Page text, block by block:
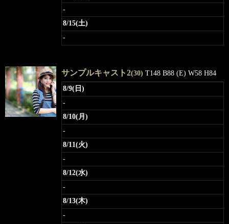
-
8/15(土)
-
サンプルキャスト2(30) T148 B88 (E) W58 H84
8/9(日)
-
8/10(月)
-
8/11(火)
-
8/12(水)
-
8/13(木)
-